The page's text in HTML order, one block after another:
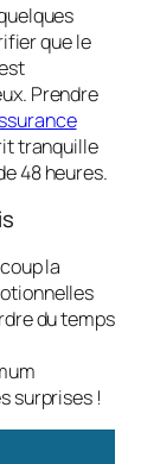
que le
Prendre
tranquille
48 heures.
la
du temps
surprises !